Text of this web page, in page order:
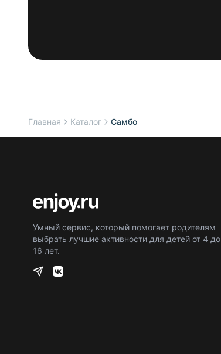
Главная Каталог Самбо
Умный сервис, который помогает родителям
выбрать лучшие активности для детей от 4 до
16 лет.